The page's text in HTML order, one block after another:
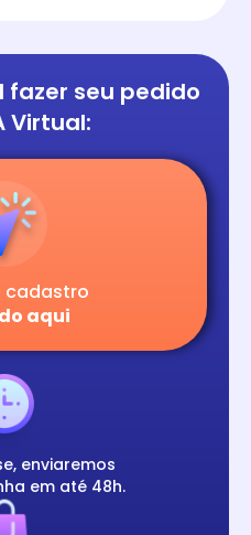
fazer seu pedido
Virtual:
cadastro
aqui
enviaremos
em até 48h.